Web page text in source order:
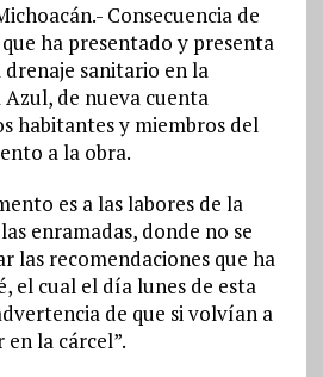
Consecuencia de
ha presentado y presenta
sanitario en la
de nueva cuenta
habitantes y miembros del
a la obra.
es a las labores de la
enramadas, donde no se
las recomendaciones que ha
el cual el día lunes de esta
de que si volvían a
en la cárcel”.